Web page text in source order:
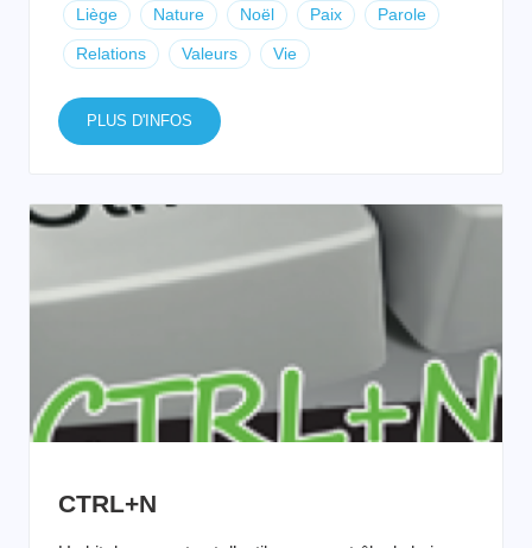
Liège Nature Noël Paix Parole
Relations Valeurs Vie
PLUS D'INFOS
CTRL+N